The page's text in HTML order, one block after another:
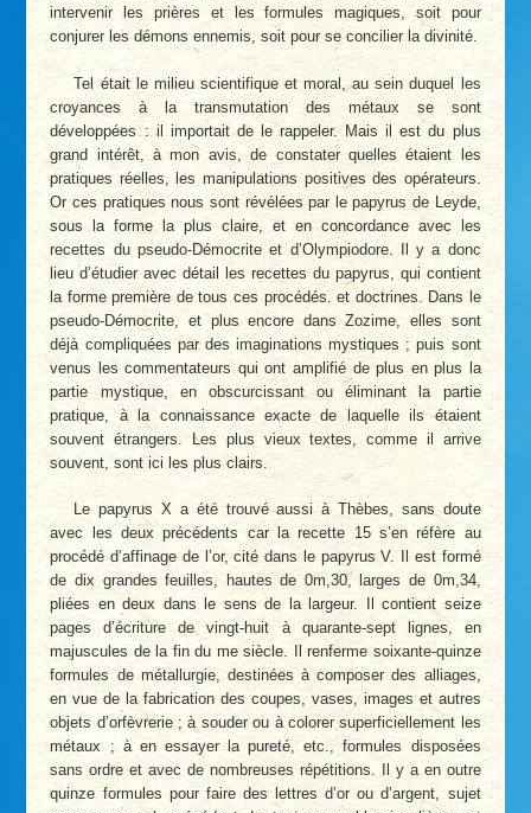
intervenir les prières et les formules magiques, soit pour
conjurer les démons ennemis, soit pour se concilier la divinité.
Tel était le milieu scientifique et moral, au sein duquel les
croyances à la transmutation des métaux se sont
développées : il importait de le rappeler. Mais il est du plus
grand intérêt, à mon avis, de constater quelles étaient les
pratiques réelles, les manipulations positives des opérateurs.
Or ces pratiques nous sont révélées par le papyrus de Leyde,
sous la forme la plus claire, et en concordance avec les
recettes du pseudo-Démocrite et d’Olympiodore. Il y a donc
lieu d’étudier avec détail les recettes du papyrus, qui contient
la forme première de tous ces procédés. et doctrines. Dans le
pseudo-Démocrite, et plus encore dans Zozime, elles sont
déjà compliquées par des imaginations mystiques ; puis sont
venus les commentateurs qui ont amplifié de plus en plus la
partie mystique, en obscurcissant ou éliminant la partie
pratique, à la connaissance exacte de laquelle ils étaient
souvent étrangers. Les plus vieux textes, comme il arrive
souvent, sont ici les plus clairs.
Le papyrus X a été trouvé aussi à Thèbes, sans doute
avec les deux précédents car la recette 15 s’en réfère au
procédé d’affinage de l’or, cité dans le papyrus V. Il est formé
de dix grandes feuilles, hautes de 0m,30, larges de 0m,34,
pliées en deux dans le sens de la largeur. Il contient seize
pages d’écriture de vingt-huit à quarante-sept lignes, en
majuscules de la fin du me siècle. Il renferme soixante-quinze
formules de métallurgie, destinées à composer des alliages,
en vue de la fabrication des coupes, vases, images et autres
objets d’orfèvrerie ; à souder ou à colorer superficiellement les
métaux ; à en essayer la pureté, etc., formules disposées
sans ordre et avec de nombreuses répétitions. Il y a en outre
quinze formules pour faire des lettres d’or ou d’argent, sujet